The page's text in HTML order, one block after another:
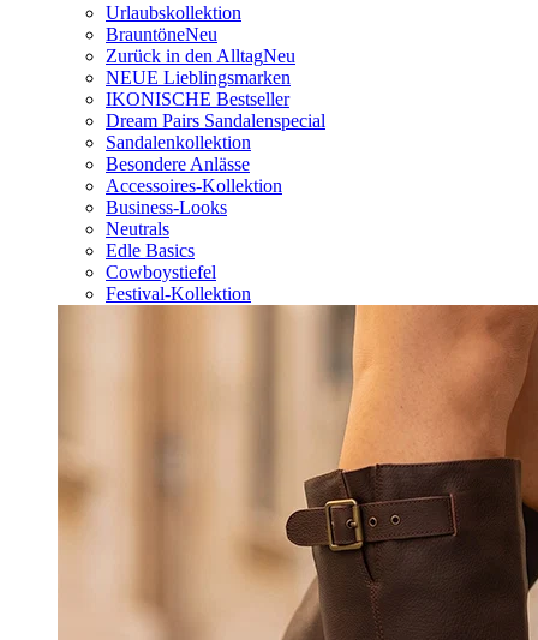
Urlaubskollektion
BrauntöneNeu
Zurück in den AlltagNeu
NEUE Lieblingsmarken
IKONISCHE Bestseller
Dream Pairs Sandalenspecial
Sandalenkollektion
Besondere Anlässe
Accessoires-Kollektion
Business-Looks
Neutrals
Edle Basics
Cowboystiefel
Festival-Kollektion